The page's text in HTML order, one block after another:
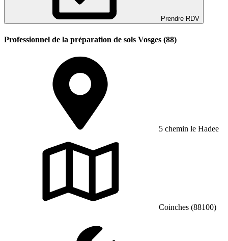
Prendre RDV
Professionnel de la préparation de sols Vosges (88)
5 chemin le Hadee
Coinches (88100)